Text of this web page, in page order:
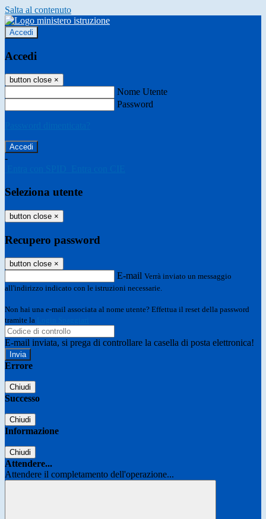
Salta al contenuto
Accedi
Accedi
button close ×
Nome Utente
Password
-
Seleziona utente
button close ×
Recupero password
button close ×
E-mail Verrà inviato un messaggio
all'indirizzo indicato con le istruzioni necessarie.
Non hai una e-mail associata al nome utente? Effettua il reset della password
tramite la
E-mail inviata, si prega di controllare la casella di posta elettronica!
Errore
Chiudi
Successo
Chiudi
Informazione
Chiudi
Attendere...
Attendere il completamento dell'operazione...